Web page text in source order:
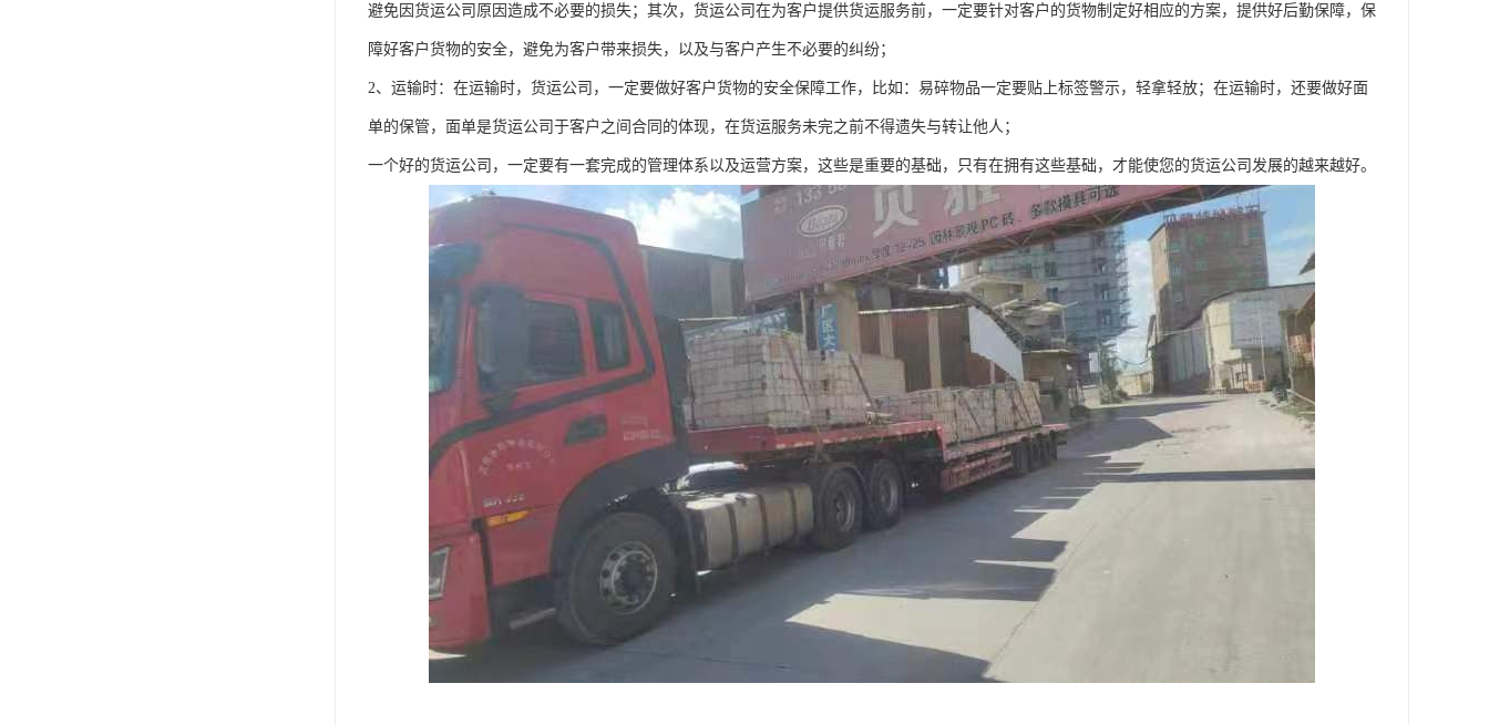
避免因货运公司原因造成不必要的损失；其次，货运公司在为客户提供货运服务前，一定要针对客户的货物制定好相应的方案，提供好后勤保障，保
障好客户货物的安全，避免为客户带来损失，以及与客户产生不必要的纠纷；
2、运输时：在运输时，货运公司，一定要做好客户货物的安全保障工作，比如：易碎物品一定要贴上标签警示，轻拿轻放；在运输时，还要做好面
单的保管，面单是货运公司于客户之间合同的体现，在货运服务未完之前不得遗失与转让他人；
一个好的货运公司，一定要有一套完成的管理体系以及运营方案，这些是重要的基础，只有在拥有这些基础，才能使您的货运公司发展的越来越好。